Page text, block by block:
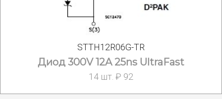
STTH12R06G-TR
Диод 300V 12A 25ns UltraFast
14 шт. ₽ 92